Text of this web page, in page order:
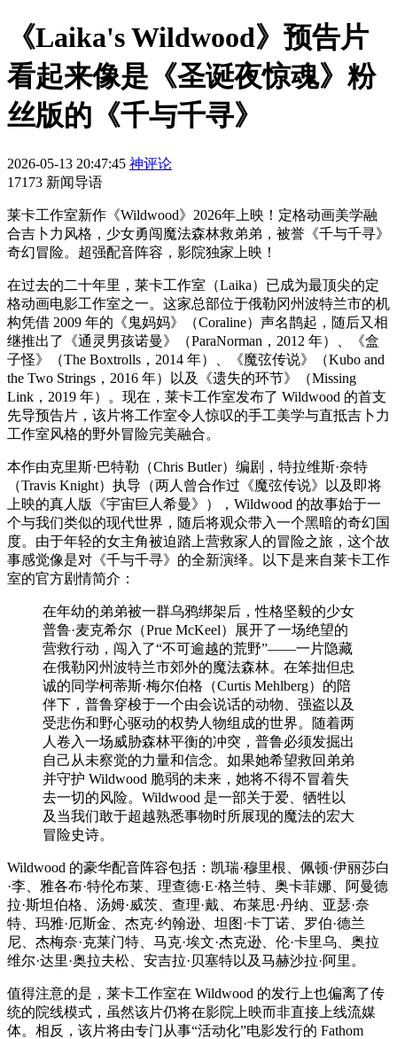
《Laika's Wildwood》预告片
看起来像是《圣诞夜惊魂》粉
丝版的《千与千寻》
2026-05-13 20:47:45 神评论
17173 新闻导语
莱卡工作室新作《Wildwood》2026年上映！定格动画美学融
合吉卜力风格，少女勇闯魔法森林救弟弟，被誉《千与千寻》
奇幻冒险。超强配音阵容，影院独家上映！
在过去的二十年里，莱卡工作室（Laika）已成为最顶尖的定
格动画电影工作室之一。这家总部位于俄勒冈州波特兰市的机
构凭借 2009 年的《鬼妈妈》（Coraline）声名鹊起，随后又相
继推出了《通灵男孩诺曼》（ParaNorman，2012 年）、《盒
子怪》（The Boxtrolls，2014 年）、《魔弦传说》（Kubo and
the Two Strings，2016 年）以及《遗失的环节》（Missing
Link，2019 年）。现在，莱卡工作室发布了 Wildwood 的首支
先导预告片，该片将工作室令人惊叹的手工美学与直抵吉卜力
工作室风格的野外冒险完美融合。
本作由克里斯·巴特勒（Chris Butler）编剧，特拉维斯·奈特
（Travis Knight）执导（两人曾合作过《魔弦传说》以及即将
上映的真人版《宇宙巨人希曼》），Wildwood 的故事始于一
个与我们类似的现代世界，随后将观众带入一个黑暗的奇幻国
度。由于年轻的女主角被迫踏上营救家人的冒险之旅，这个故
事感觉像是对《千与千寻》的全新演绎。以下是来自莱卡工作
室的官方剧情简介：
在年幼的弟弟被一群乌鸦绑架后，性格坚毅的少女
普鲁·麦克希尔（Prue McKeel）展开了一场绝望的
营救行动，闯入了“不可逾越的荒野”——一片隐藏
在俄勒冈州波特兰市郊外的魔法森林。在笨拙但忠
诚的同学柯蒂斯·梅尔伯格（Curtis Mehlberg）的陪
伴下，普鲁穿梭于一个由会说话的动物、强盗以及
受悲伤和野心驱动的权势人物组成的世界。随着两
人卷入一场威胁森林平衡的冲突，普鲁必须发掘出
自己从未察觉的力量和信念。如果她希望救回弟弟
并守护 Wildwood 脆弱的未来，她将不得不冒着失
去一切的风险。Wildwood 是一部关于爱、牺牲以
及当我们敢于超越熟悉事物时所展现的魔法的宏大
冒险史诗。
Wildwood 的豪华配音阵容包括：凯瑞·穆里根、佩顿·伊丽莎白
·李、雅各布·特伦布莱、理查德·E·格兰特、奥卡菲娜、阿曼德
拉·斯坦伯格、汤姆·威茨、查理·戴、布莱思·丹纳、亚瑟·奈
特、玛雅·厄斯金、杰克·约翰逊、坦图·卡丁诺、罗伯·德兰
尼、杰梅奈·克莱门特、马克·埃文·杰克逊、伦·卡里乌、奥拉
维尔·达里·奥拉夫松、安吉拉·贝塞特以及马赫沙拉·阿里。
值得注意的是，莱卡工作室在 Wildwood 的发行上也偏离了传
统的院线模式，虽然该片仍将在影院上映而非直接上线流媒
体。相反，该片将由专门从事“活动化”电影发行的 Fathom